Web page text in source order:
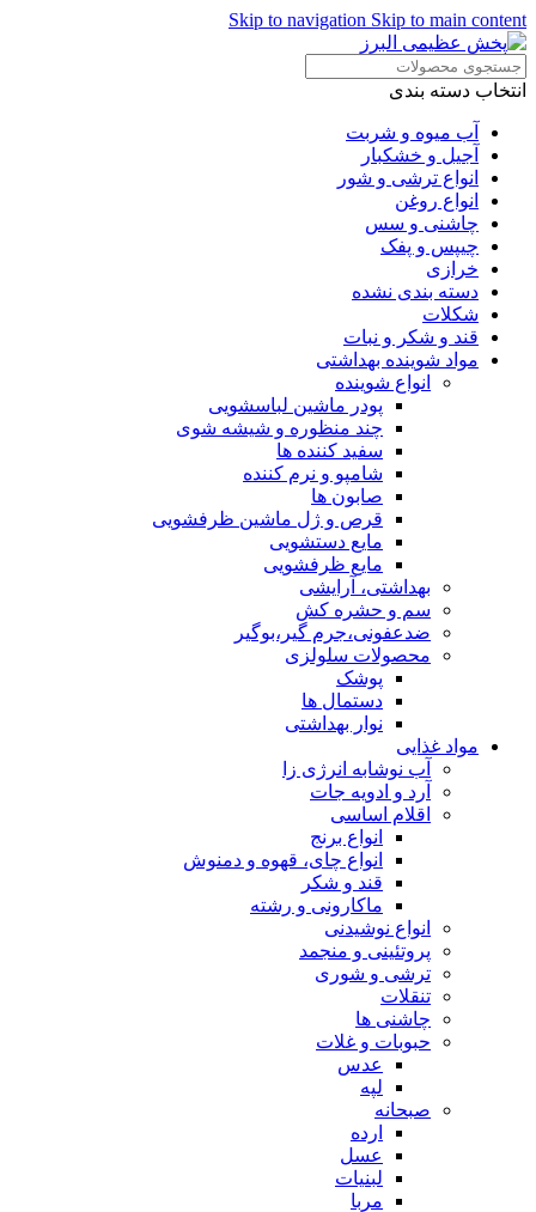
Skip to navigation Skip to main content
انتخاب دسته بندی
آب میوه و شربت
آجیل و خشکبار
انواع ترشی و شور
انواع روغن
چاشنی و سس
چیپس و پفک
خرازی
دسته بندی نشده
شکلات
قند و شکر و نبات
مواد شوینده بهداشتی
انواع شوینده
پودر ماشین لباسشویی
چند منظوره و شیشه شوی
سفید کننده ها
شامپو و نرم کننده
صابون ها
قرص و ژل ماشین ظرفشویی
مایع دستشویی
مایع ظرفشویی
بهداشتی، آرایشی
سم و حشره کش
ضدعفونی،جرم گیر،بوگیر
محصولات سلولزی
پوشک
دستمال ها
نوار بهداشتی
مواد غذایی
آب نوشابه انرژی زا
آرد و ادویه جات
اقلام اساسی
انواع برنج
انواع چای، قهوه و دمنوش
قند و شکر
ماکارونی و رشته
انواع نوشیدنی
پروتئینی و منجمد
ترشی و شوری
تنقلات
چاشنی ها
حبوبات و غلات
عدس
لپه
صبحانه
ارده
عسل
لبنیات
مربا